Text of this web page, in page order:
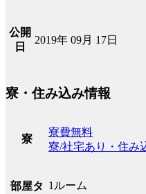
公開
日
2019年 09月 17日
寮・住み込み情報
寮
寮費無料
寮/社宅あり・住み
部屋タ 1ルーム